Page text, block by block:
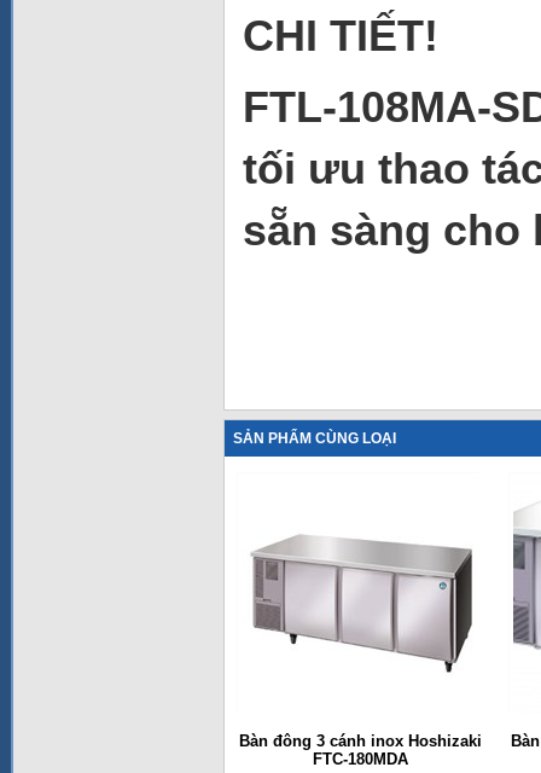
CHI TIẾT!
FTL-108MA-
tối ưu thao
sẵn sàng cho
SẢN PHẨM CÙNG LOẠI
Bàn đông 3 cánh inox Hoshizaki
FTC-180MDA